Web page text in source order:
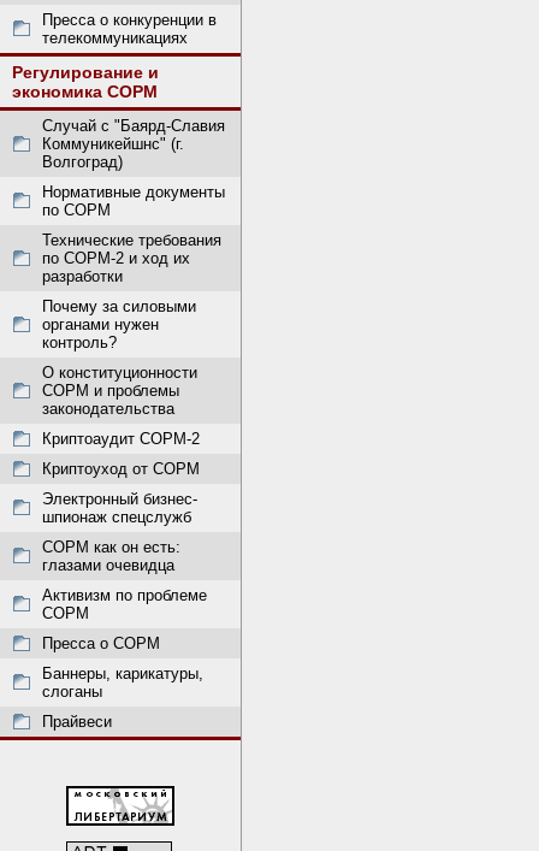
Пресса о конкуренции в
телекоммуникациях
Регулирование и
экономика СОРМ
Случай с "Баярд-Славия
Коммуникейшнс" (г.
Волгоград)
Нормативные документы
по СОРМ
Технические требования
по СОРМ-2 и ход их
разработки
Почему за силовыми
органами нужен
контроль?
О конституционности
СОРМ и проблемы
законодательства
Криптоаудит СОРМ-2
Криптоуход от СОРМ
Электронный бизнес-
шпионаж спецслужб
СОРМ как он есть:
глазами очевидца
Активизм по проблеме
СОРМ
Пресса о СОРМ
Баннеры, карикатуры,
слоганы
Прайвеси